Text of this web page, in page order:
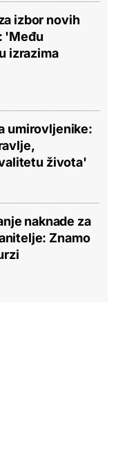
izbor novih
'Među
izrazima
umirovljenike:
života'
naknade za
Znamo